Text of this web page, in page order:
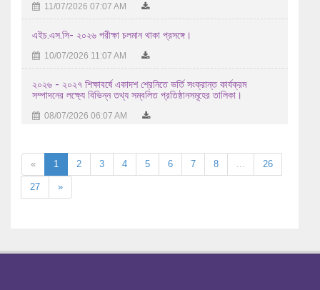
11/07/2026 07:07 AM
এইচ.এস.সি- ২০২৬ পরীক্ষা চলমান থাকা প্রসঙ্গে।
10/07/2026 11:07 AM
২০২৬ - ২০২৭ শিক্ষাবর্ষে একাদশ শ্রেনিতে ভর্তি সংক্রান্ত কার্যক্রম
সম্পাদনের লক্ষ্যে বিভিন্ন তথ্য সম্বলিত প্রতিষ্ঠানসমূহের তালিকা।
08/07/2026 06:07 AM
« 1 2 3 4 5 6 7 8 26
27 »